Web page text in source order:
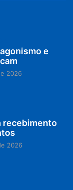
e
2026
recebimento
2026